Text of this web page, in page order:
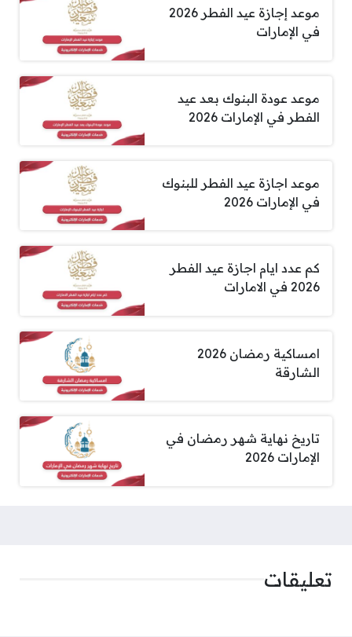
موعد إجازة عيد الفطر 2026
في الإمارات
موعد عودة البنوك بعد عيد
الفطر في الإمارات 2026
موعد اجازة عيد الفطر للبنوك
في الإمارات 2026
كم عدد ايام اجازة عيد الفطر
2026 في الامارات
امساكية رمضان 2026
الشارقة
تاريخ نهاية شهر رمضان في
الإمارات 2026
تعليقات